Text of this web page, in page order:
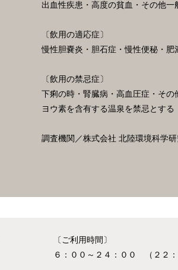
出血性疾患・高度の貧血・その他一
〔飲用の適応症〕
慢性胆嚢炎・胆石症・慢性便秘・
〔飲用の禁忌症〕
下痢の時・腎臓病・高血圧症・そ
ヨウ素を含有する温泉を禁忌とする
調査機関／株式会社 北陸環境科学
〔ご利用時間〕
６：００～２４：００ （２２：